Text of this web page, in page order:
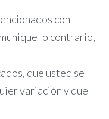
con
lo contrario,
que usted se
variación y que